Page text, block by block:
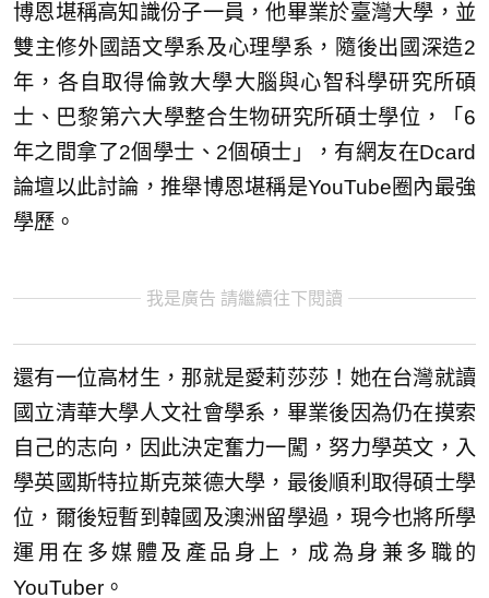
博恩堪稱高知識份子一員，他畢業於臺灣大學，並
雙主修外國語文學系及心理學系，隨後出國深造2
年，各自取得倫敦大學大腦與心智科學研究所碩
士、巴黎第六大學整合生物研究所碩士學位，「6
年之間拿了2個學士、2個碩士」，有網友在Dcard
論壇以此討論，推舉博恩堪稱是YouTube圈內最強
學歷。
我是廣告 請繼續往下閱讀
還有一位高材生，那就是愛莉莎莎！她在台灣就讀
國立清華大學人文社會學系，畢業後因為仍在摸索
自己的志向，因此決定奮力一闖，努力學英文，入
學英國斯特拉斯克萊德大學，最後順利取得碩士學
位，爾後短暫到韓國及澳洲留學過，現今也將所學
運用在多媒體及產品身上，成為身兼多職的
YouTuber。